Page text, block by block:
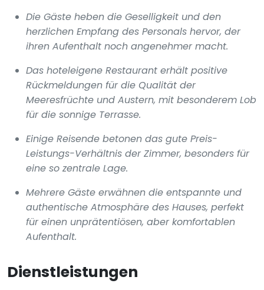
Die Gäste heben die Geselligkeit und den
herzlichen Empfang des Personals hervor, der
ihren Aufenthalt noch angenehmer macht.
Das hoteleigene Restaurant erhält positive
Rückmeldungen für die Qualität der
Meeresfrüchte und Austern, mit besonderem Lob
für die sonnige Terrasse.
Einige Reisende betonen das gute Preis-
Leistungs-Verhältnis der Zimmer, besonders für
eine so zentrale Lage.
Mehrere Gäste erwähnen die entspannte und
authentische Atmosphäre des Hauses, perfekt
für einen unprätentiösen, aber komfortablen
Aufenthalt.
Dienstleistungen